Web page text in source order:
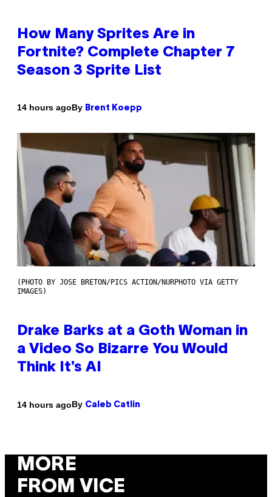
How Many Sprites Are in
Fortnite? Complete Chapter 7
Season 3 Sprite List
14 hours agoBy Brent Koepp
(PHOTO BY JOSE BRETON/PICS ACTION/NURPHOTO VIA GETTY
IMAGES)
Drake Barks at a Goth Woman in
a Video So Bizarre You Would
Think It’s AI
14 hours agoBy Caleb Catlin
MORE
FROM VICE